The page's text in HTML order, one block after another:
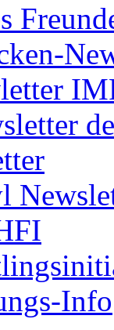
Info